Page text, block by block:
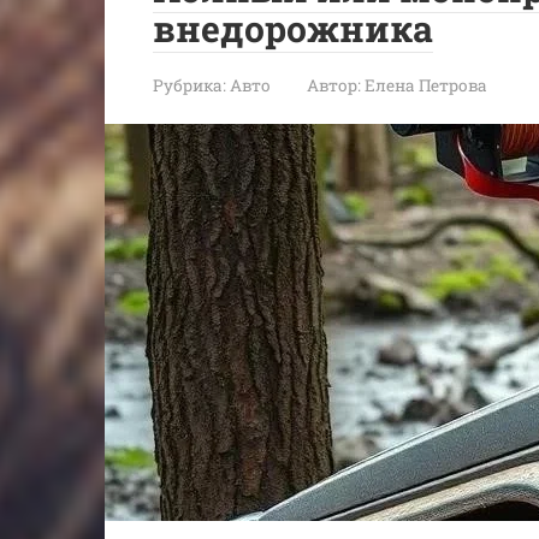
внедорожника
Рубрика:Авто Автор:Елена Петрова